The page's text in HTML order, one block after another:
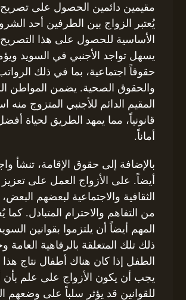
مقيمين دائمين الحصول على تصريح
يُعتبر الزواج بين الطرفين أحد
الأساسية للحصول على هذا
يسهل تواجد الأجنبي في السويد
حقوقاً اجتماعية، بما في ذلك
والحقوق الصحية. يضمن المواطن
المقيم الدائم للأجنبي المتزوج منه
قانونياً، مما يمهد الطريق لحياة
أماناً.
بالإضافة إلى حقوق الإقامة، تنشأ
أيضاً. على الأزواج العمل على تعزيز
الثقافية والاجتماعية لبعضهم
من التفاهم والاحترام المتبادل. كما
المهم أيضاً أن يلتزموا بقوانين
ذلك تلك المتعلقة بالرفاهية العامة
الطفل إذا كان هناك أطفال نتاج هذا
يجب أن يكون الأزواج على علم بأن
للقوانين قد يؤثر سلباً على وضعهم